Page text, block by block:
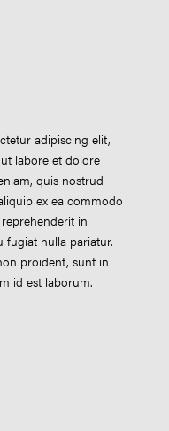
adipiscing elit,
labore et dolore
quis nostrud
ex ea commodo
in
fugiat nulla pariatur.
proident, sunt in
id est laborum.